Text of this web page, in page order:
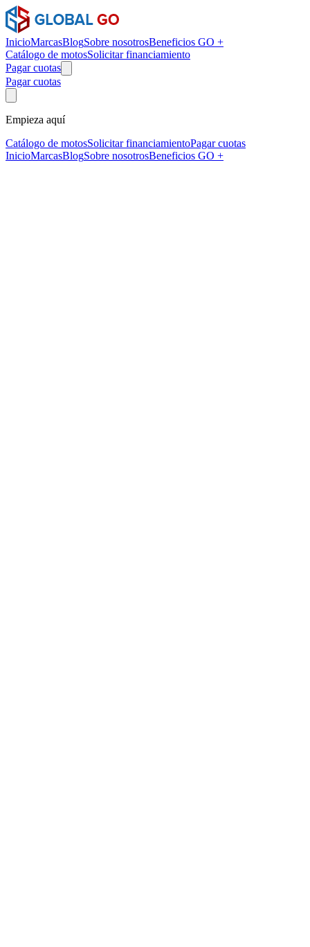
InicioMarcasBlogSobre nosotrosBeneficios GO +
Catálogo de motosSolicitar financiamiento
Pagar cuotas
Pagar cuotas
Empieza aquí
Catálogo de motosSolicitar financiamientoPagar cuotas
InicioMarcasBlogSobre nosotrosBeneficios GO +